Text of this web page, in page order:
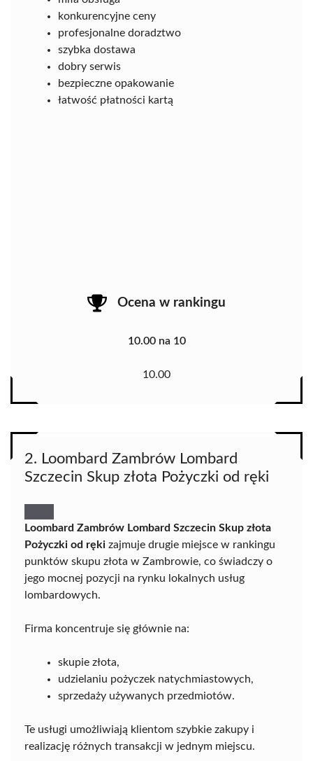
konkurencyjne ceny
profesjonalne doradztwo
szybka dostawa
dobry serwis
bezpieczne opakowanie
łatwość płatności kartą
Ocena w rankingu
10.00 na 10
10.00
2. Loombard Zambrów Lombard
Szczecin Skup złota Pożyczki od ręki
Loombard Zambrów Lombard Szczecin Skup złota
Pożyczki od ręki zajmuje drugie miejsce w rankingu
punktów skupu złota w Zambrowie, co świadczy o
jego mocnej pozycji na rynku lokalnych usług
lombardowych.
Firma koncentruje się głównie na:
skupie złota,
udzielaniu pożyczek natychmiastowych,
sprzedaży używanych przedmiotów.
Te usługi umożliwiają klientom szybkie zakupy i
realizację różnych transakcji w jednym miejscu.